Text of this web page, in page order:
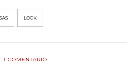
LOOK
1 COMENTARIO